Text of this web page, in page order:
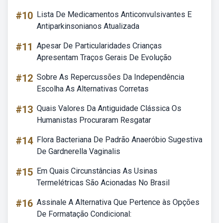
#10 Lista De Medicamentos Anticonvulsivantes E
Antiparkinsonianos Atualizada
#11 Apesar De Particularidades Crianças
Apresentam Traços Gerais De Evolução
#12 Sobre As Repercussões Da Independência
Escolha As Alternativas Corretas
#13 Quais Valores Da Antiguidade Clássica Os
Humanistas Procuraram Resgatar
#14 Flora Bacteriana De Padrão Anaeróbio Sugestiva
De Gardnerella Vaginalis
#15 Em Quais Circunstâncias As Usinas
Termelétricas São Acionadas No Brasil
#16 Assinale A Alternativa Que Pertence às Opções
De Formatação Condicional: